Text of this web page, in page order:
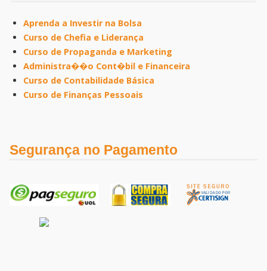
Aprenda a Investir na Bolsa
Curso de Chefia e Liderança
Curso de Propaganda e Marketing
Administra��o Cont�bil e Financeira
Curso de Contabilidade Básica
Curso de Finanças Pessoais
Segurança no Pagamento